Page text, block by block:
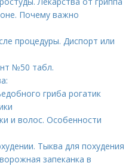
Почему важно
процедуры. Диспорт или
№50 табл.
гриба рогатик
и волос. Особенности
Тыква для похудения
запеканка в